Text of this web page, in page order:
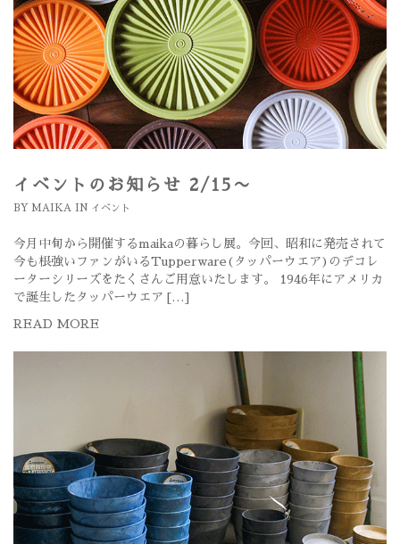
イベントのお知らせ 2/15〜
BY MAIKA IN イベント
今月中旬から開催するmaikaの暮らし展。今回、昭和に発売されて
今も根強いファンがいるTupperware(タッパーウエア)のデコレ
ーターシリーズをたくさんご用意いたします。 1946年にアメリカ
で誕生したタッパーウエア […]
READ MORE